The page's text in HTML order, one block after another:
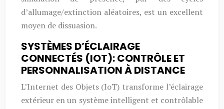
d’allumage/extinction aléatoires, est un excellent
moyen de dissuasion.
SYSTÈMES D’ÉCLAIRAGE
CONNECTÉS (IOT): CONTRÔLE ET
PERSONNALISATION À DISTANCE
L’Internet des Objets (IoT) transforme l’éclairage
extérieur en un système intelligent et contrôlable